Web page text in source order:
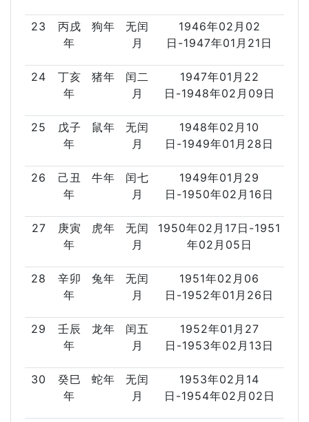
23
丙戌
年
狗年
无闰
月
1946年02月02
日-1947年01月21日
24
丁亥
年
猪年
闰二
月
1947年01月22
日-1948年02月09日
25
戊子
年
鼠年
无闰
月
1948年02月10
日-1949年01月28日
26
己丑
年
牛年
闰七
月
1949年01月29
日-1950年02月16日
27
庚寅
年
虎年
无闰
月
1950年02月17日-1951
年02月05日
28
辛卯
年
兔年
无闰
月
1951年02月06
日-1952年01月26日
29
壬辰
年
龙年
闰五
月
1952年01月27
日-1953年02月13日
30
癸巳
年
蛇年
无闰
月
1953年02月14
日-1954年02月02日